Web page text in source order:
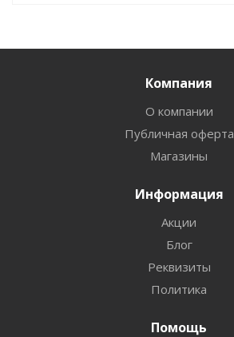
Компания
О компании
Публичная оферта
Магазины
Информация
Акции
Блог
Реквизиты
Политика
Помощь